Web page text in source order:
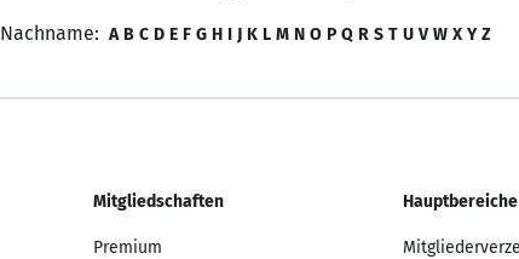
Nachname: A B C D E F G H I J K L M N O P Q R S T U V W X Y Z
Mitgliedschaften
Premium
Hauptbereiche